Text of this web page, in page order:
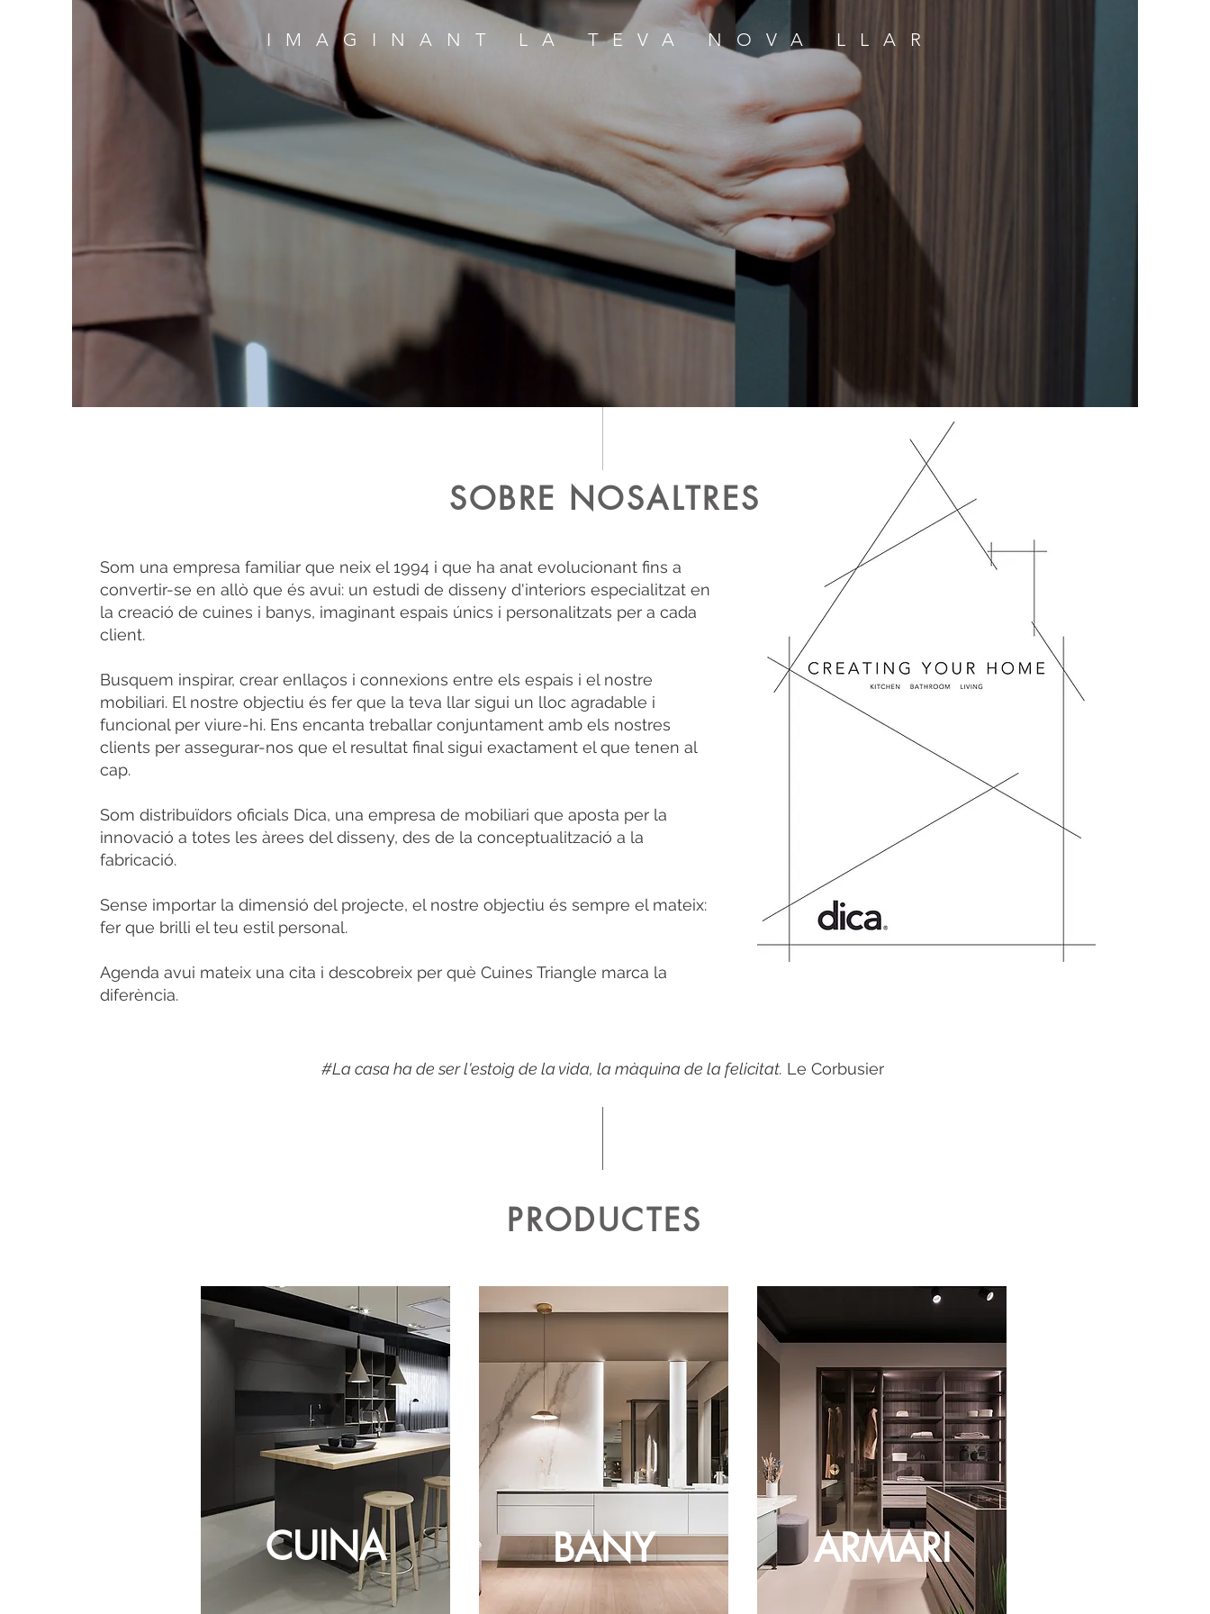
IMAGINANT LA TEVA NOVA LLAR
Som una empresa familiar que neix el 1994 i que ha anat evolucionant fins a
convertir-se en allò que és avui: un estudi de disseny d'interiors especialitzat en
la creació de cuines i banys, imaginant espais únics i personalitzats per a cada
client.
Busquem inspirar, crear enllaços i connexions entre els espais i el nostre
mobiliari. El nostre objectiu és fer que la teva llar sigui un lloc agradable i
funcional per viure-hi. Ens encanta treballar conjuntament amb els nostres
clients per assegurar-nos que el resultat final sigui exactament el que tenen al
cap.
Som distribuïdors oficials Dica, una empresa de mobiliari que aposta per la
innovació a totes les àrees del disseny, des de la conceptualització a la
fabricació.
Sense importar la dimensió del projecte, el nostre objectiu és sempre el mateix:
fer que brilli el teu estil personal.
Agenda avui mateix una cita i descobreix per què Cuines Triangle marca la
diferència.
SOBRE NOSALTRES
#La casa ha de ser l'estoig de la vida, la màquina de la felicitat. Le Corbusier
PRODUCTES
CUINA BANY ARMARI